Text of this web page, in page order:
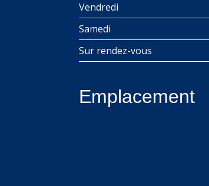
Vendredi
Samedi
Sur rendez-vous
Emplacement